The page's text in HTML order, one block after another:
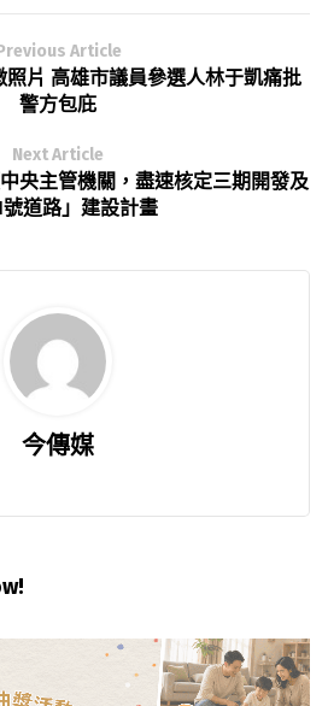
Article
照片 高雄市議員參選人林于凱痛批
警方包庇
Next Article
央主管機關，盡速核定三期開發及
號道路」建設計畫
今傳媒